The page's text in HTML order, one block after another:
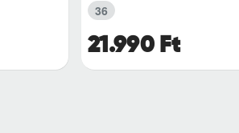
21.990 Ft
36